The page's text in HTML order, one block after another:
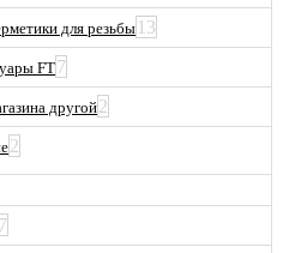
для резьбы 13
FT7
другой2
2
7